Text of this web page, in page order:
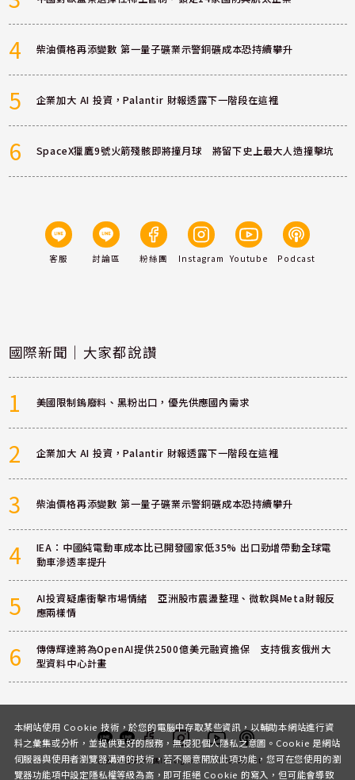
4 柴油價格再添變數 第一量子礦業示警銅礦成本恐持續攀升
5 企業加大 AI 投資，Palantir 財報透露下一階段在這裡
6 SpaceX獵鷹9號火箭殘骸即將撞月球 將留下史上最大人造撞擊坑
客服 討論區 粉絲團 Instagram Youtube Podcast
國際新聞｜大家都說讚
1 美國限制鎢廢料、黑粉出口，優先供應國內需求
2 企業加大 AI 投資，Palantir 財報透露下一階段在這裡
3 柴油價格再添變數 第一量子礦業示警銅礦成本恐持續攀升
4
IEA：中國純電動車成本比已開發國家低35% 出口勁增帶動全球電
動車滲透率提升
5
AI投資疑慮衝擊市場情緒 亞洲股市震盪整理、微軟與Meta財報反
應兩樣情
6
傳傳輝達將為OpenAI提供2500億美元融資擔保 支持俄亥俄州大
型資料中心計畫
客服 討論區粉絲團InstagramYoutubePodcast
本網站使用 Cookie 技術，於您的電腦中存取某些資訊，以輔助本網站進行資
料之彙集或分析，並提供更好的服務，無侵犯個人隱私之意圖。Cookie 是網站
伺服器與使用者瀏覽器溝通的技術，若不願意開放此項功能，您可在您使用的瀏
覽器功能項中設定隱私權等級為高，即可拒絕 Cookie 的寫入，但可能會導致